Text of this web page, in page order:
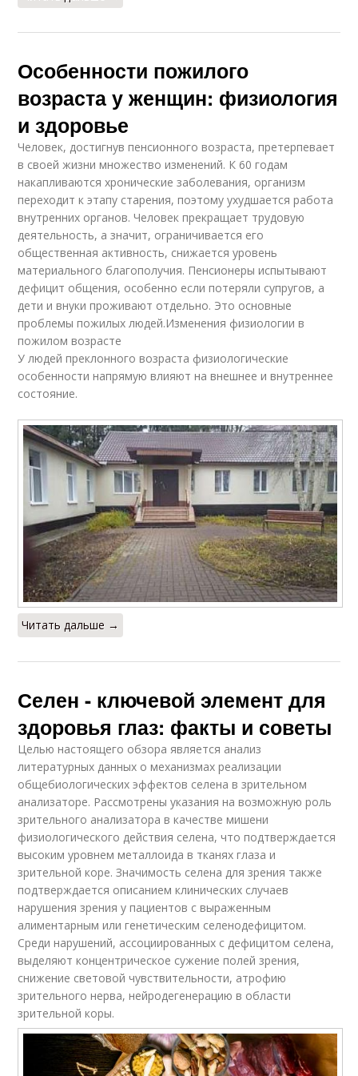
Особенности пожилого
возраста у женщин: физиология
и здоровье
Человек, достигнув пенсионного возраста, претерпевает
в своей жизни множество изменений. К 60 годам
накапливаются хронические заболевания, организм
переходит к этапу старения, поэтому ухудшается работа
внутренних органов. Человек прекращает трудовую
деятельность, а значит, ограничивается его
общественная активность, снижается уровень
материального благополучия. Пенсионеры испытывают
дефицит общения, особенно если потеряли супругов, а
дети и внуки проживают отдельно. Это основные
проблемы пожилых людей.Изменения физиологии в
пожилом возрасте
У людей преклонного возраста физиологические
особенности напрямую влияют на внешнее и внутреннее
состояние.
Читать дальше →
Селен - ключевой элемент для
здоровья глаз: факты и советы
Целью настоящего обзора является анализ
литературных данных о механизмах реализации
общебиологических эффектов селена в зрительном
анализаторе. Рассмотрены указания на возможную роль
зрительного анализатора в качестве мишени
физиологического действия селена, что подтверждается
высоким уровнем металлоида в тканях глаза и
зрительной коре. Значимость селена для зрения также
подтверждается описанием клинических случаев
нарушения зрения у пациентов с выраженным
алиментарным или генетическим селенодефицитом.
Среди нарушений, ассоциированных с дефицитом селена,
выделяют концентрическое сужение полей зрения,
снижение световой чувствительности, атрофию
зрительного нерва, нейродегенерацию в области
зрительной коры.